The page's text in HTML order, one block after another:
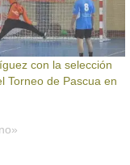
con la selección
Torneo de Pascua en